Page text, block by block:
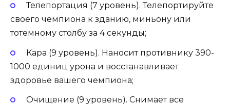
Телепортация (7 уровень). Телепортируйте
своего чемпиона к зданию, миньону или
тотемному столбу за 4 секунды;
Кара (9 уровень). Наносит противнику 390-
1000 единиц урона и восстанавливает
здоровье вашего чемпиона;
Очищение (9 уровень). Снимает все